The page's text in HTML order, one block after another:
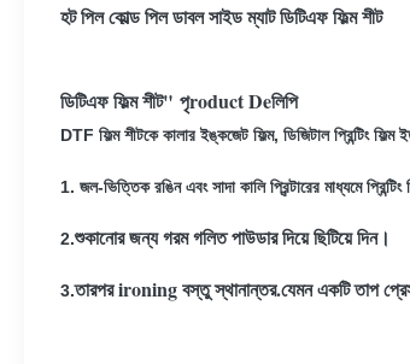
হট পিল কোল্ড পিল ডাবল সাইড ম্যাট ডিটিএফ ফিল্ম শীট
ডিটিএফ ফিল্ম শীট" পৃroduct Deলিপি
DTF ফিল্ম শীটকে কালার ইঙ্কজেট ফিল্ম, ডিজিটাল প্রিন্টিং ফিল্ম
1. জল-ভিত্তিক রঙিন এবং সাদা কালি প্রিন্টারের মাধ্যমে প্রিন্টিং
2.শুকানোর জন্য গরম গলিত পাউডার দিয়ে ছিটিয়ে দিন।
3.তারপর ironing বস্তু স্থানান্তর.যেমন একটি তাপ